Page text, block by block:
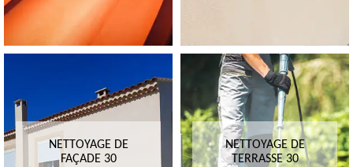
NETTOYAGE DE
FAÇADE 30
NETTOYAGE DE
TERRASSE 30